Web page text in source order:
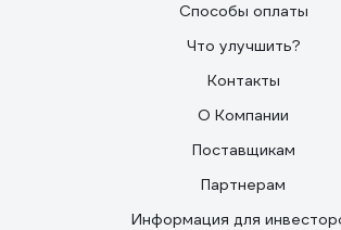
Способы оплаты
Что улучшить?
Контакты
О Компании
Поставщикам
Партнерам
Информация для